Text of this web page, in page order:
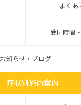
よくあ
受付時間
お知らせ・ブログ
症状別施術案内